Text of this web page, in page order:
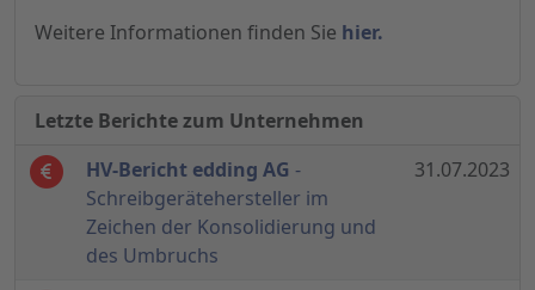
Weitere Informationen finden Sie hier.
Letzte Berichte zum Unternehmen
HV-Bericht edding AG -
Schreibgerätehersteller im
Zeichen der Konsolidierung und
des Umbruchs
31.07.2023